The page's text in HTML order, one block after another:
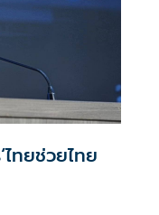
ทยช่วยไทย